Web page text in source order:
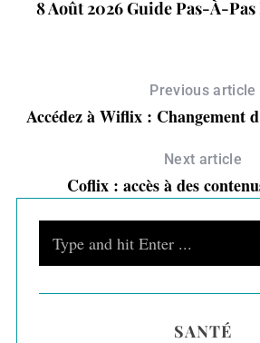
8 Août 2026 Guide Pas-À-
Previous article
Accédez à Wiflix : Changement
Next article
Coflix : accès à des
SANTÉ